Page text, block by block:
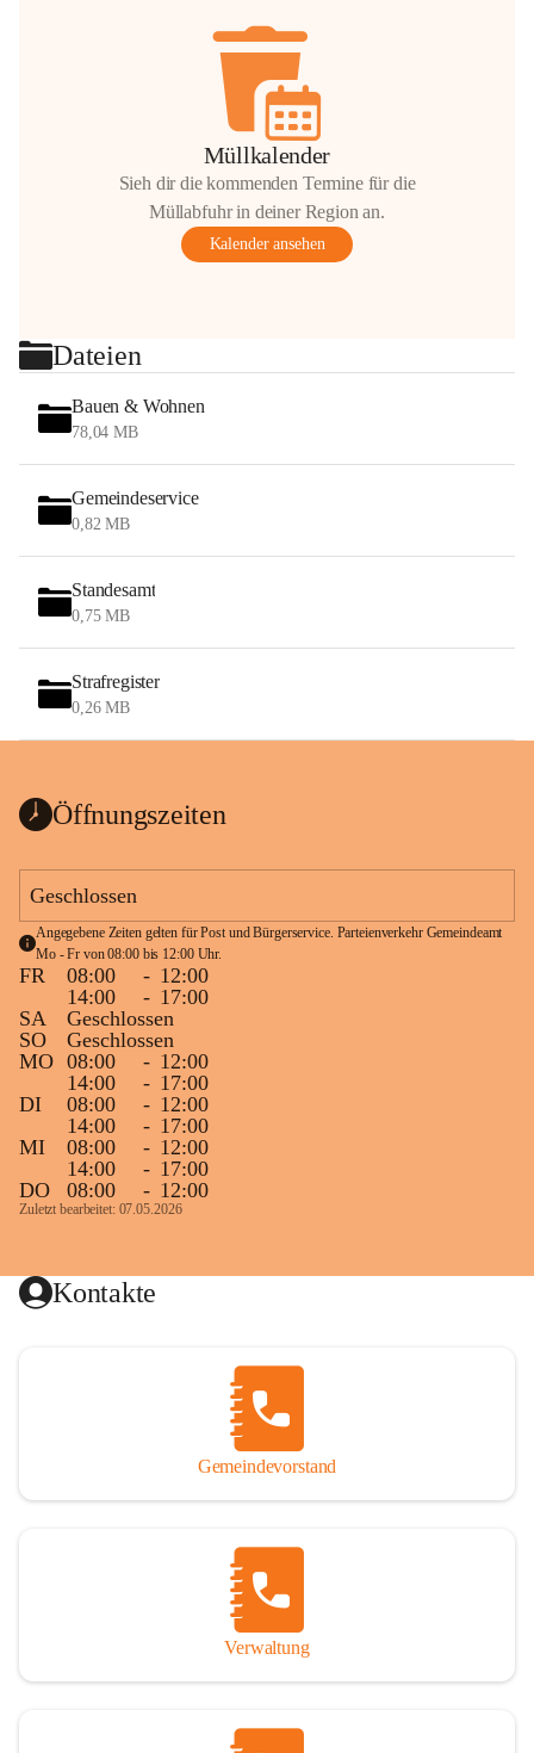
Müllkalender
Sieh dir die kommenden Termine für die
Müllabfuhr in deiner Region an.
Kalender ansehen
Dateien
Bauen & Wohnen
78,04 MB
Gemeindeservice
0,82 MB
Standesamt
0,75 MB
Strafregister
0,26 MB
Öffnungszeiten
Geschlossen
Angegebene Zeiten gelten für Post und Bürgerservice. Parteienverkehr Gemeindeamt
Mo - Fr von 08:00 bis 12:00 Uhr.
FR 08:00 - 12:00
14:00
- 17:00
SA
Geschlossen
SO
Geschlossen
MO 08:00 - 12:00
14:00
- 17:00
DI
08:00 - 12:00
14:00
- 17:00
MI
08:00 - 12:00
14:00
- 17:00
DO
08:00 - 12:00
Zuletzt bearbeitet: 07.05.2026
Kontakte
Gemeindevorstand
Verwaltung